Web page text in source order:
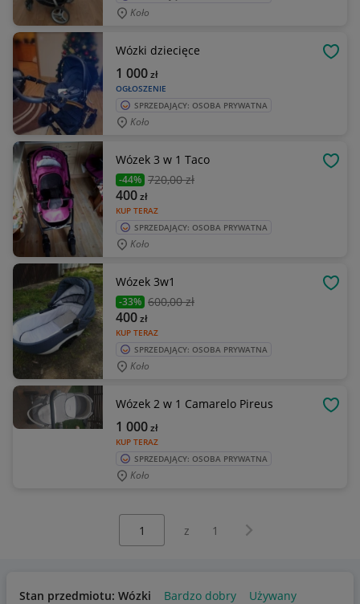
Koło
Wózki dziecięce
OGŁOSZENIE
1 000zł
SPRZEDAJĄCY: OSOBA PRYWATNA
Koło
Wózek 3 w 1 Taco
-44% 720,00 zł
KUP TERAZ
400zł
SPRZEDAJĄCY: OSOBA PRYWATNA
Koło
Wózek 3w1
-33% 600,00 zł
KUP TERAZ
400zł
SPRZEDAJĄCY: OSOBA PRYWATNA
Koło
Wózek 2 w 1 Camarelo Pireus
KUP TERAZ
1 000zł
SPRZEDAJĄCY: OSOBA PRYWATNA
Koło
z 1 Następna strona
Stan przedmiotu: Wózki Bardzo dobry Używany